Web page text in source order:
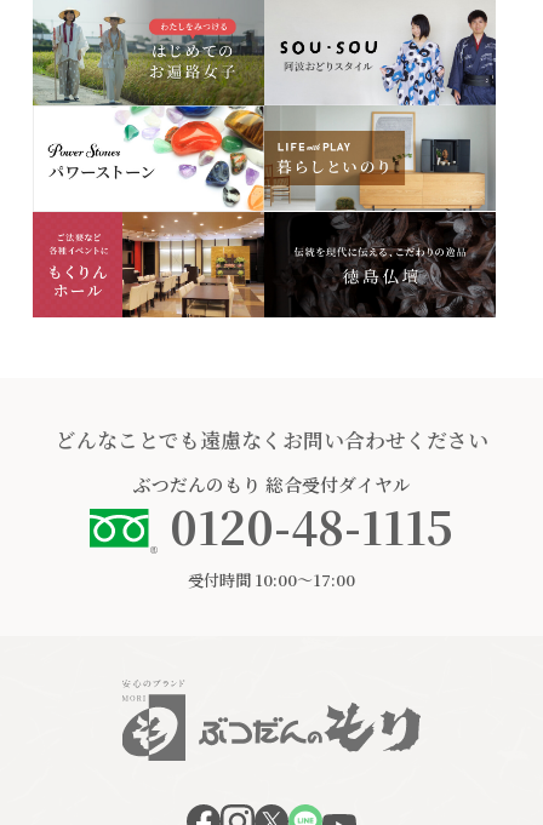
どんなことでも遠慮なくお問い合わせください
ぶつだんのもり 総合受付ダイヤル
0120-48-1115
受付時間 10:00〜17:00